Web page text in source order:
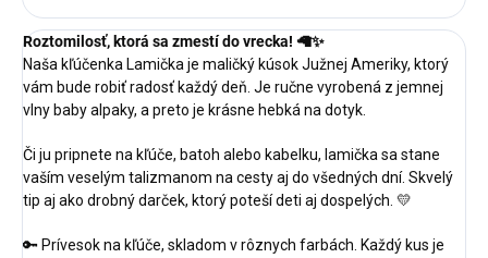
Roztomilosť, ktorá sa zmestí do vrecka! 🦙✨
Naša kľúčenka Lamička je maličký kúsok Južnej Ameriky, ktorý
vám bude robiť radosť každý deň. Je ručne vyrobená z jemnej
vlny baby alpaky, a preto je krásne hebká na dotyk.
Či ju pripnete na kľúče, batoh alebo kabelku, lamička sa stane
vaším veselým talizmanom na cesty aj do všedných dní. Skvelý
tip aj ako drobný darček, ktorý poteší deti aj dospelých. 💛
🔑 Prívesok na kľúče, skladom v rôznych farbách. Každý kus je